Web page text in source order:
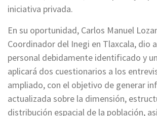
iniciativa privada.
En su oportunidad, Carlos Manuel
Coordinador del Inegi en Tlaxcala, dio
personal debidamente identificado y
aplicará dos cuestionarios a los
ampliado, con el objetivo de generar
actualizada sobre la dimensión,
distribución espacial de la población,